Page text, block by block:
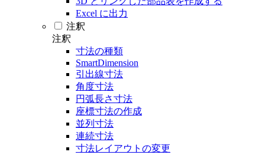
Excel に出力
注釈
注釈
寸法の種類
SmartDimension
引出線寸法
角度寸法
円弧長さ寸法
座標寸法の作成
並列寸法
連続寸法
寸法レイアウトの変更